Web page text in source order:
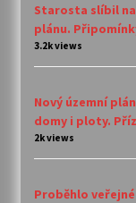
Starosta slíbil
plánu.
3.2k views
Nový územní
domy i ploty.
2k views
Proběhlo